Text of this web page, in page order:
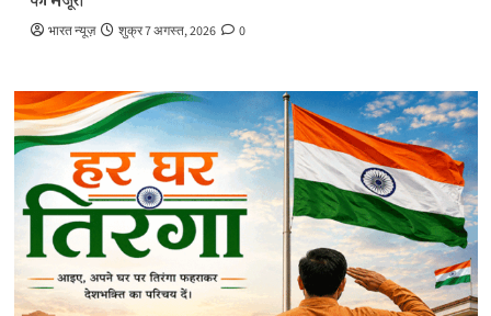
भारत न्यूज़ शुक्र 7 अगस्त, 2026 0